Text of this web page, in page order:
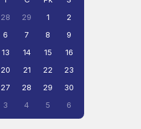
28 29 1
2
6 7 8
9
13 14 15
16
20 21 22
23
27 28 29
30
3 4 5 6